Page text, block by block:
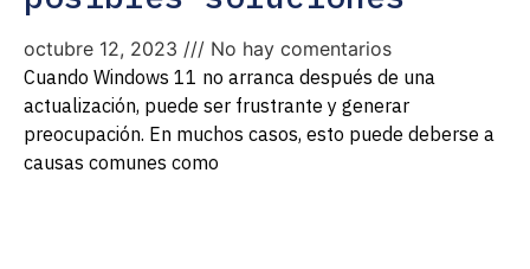
octubre 12, 2023
No hay comentarios
Cuando Windows 11 no arranca después de una
actualización, puede ser frustrante y generar
preocupación. En muchos casos, esto puede deberse a
causas comunes como